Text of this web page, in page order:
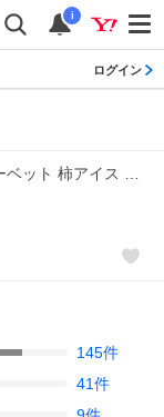
i
ログイン
145件
41件